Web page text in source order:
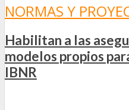
NORMAS Y
Habilitan a las
modelos propios
IBNR